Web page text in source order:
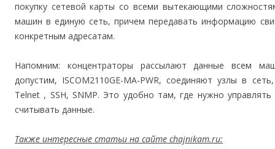
покупку сетевой карты со всеми вытекающими
машин в единую сеть, причем передавать информацию
конкретным адресатам.
Напомним: концентраторы рассылают данные всем
допустим, ISCOM2110GE-MA-PWR, соединяют узлы в
Telnet , SSH, SNMP. Это удобно там, где нужно
считывать данные.
Также интересные статьи на сайте chajnikam.ru: